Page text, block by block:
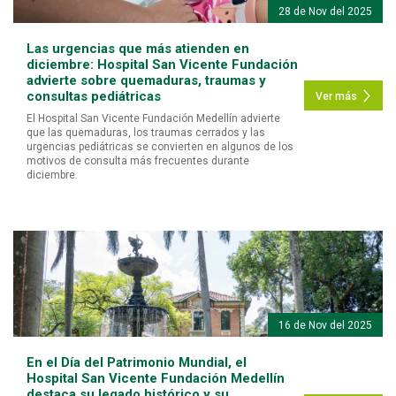
28 de Nov del 2025
Las urgencias que más atienden en
diciembre: Hospital San Vicente Fundación
advierte sobre quemaduras, traumas y
consultas pediátricas
El Hospital San Vicente Fundación Medellín advierte
que las quemaduras, los traumas cerrados y las
urgencias pediátricas se convierten en algunos de los
motivos de consulta más frecuentes durante
diciembre.
Ver más
16 de Nov del 2025
En el Día del Patrimonio Mundial, el
Hospital San Vicente Fundación Medellín